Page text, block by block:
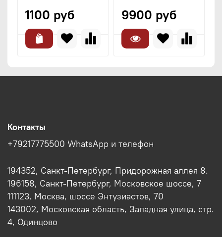
1100 руб 9900 руб
Контакты
+79217775500 WhatsApp и телефон
194352, Санкт-Петербург, Придорожная аллея 8.
196158, Санкт-Петербург, Московское шоссе, 7
111123, Москва, шоссе Энтузиастов, 70
143002, Московская область, Западная улица, стр.
4, Одинцово